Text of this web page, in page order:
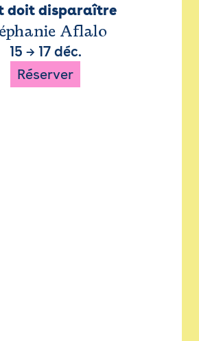
doit disparaître
Aflalo
15 → 17 déc.
Réserver